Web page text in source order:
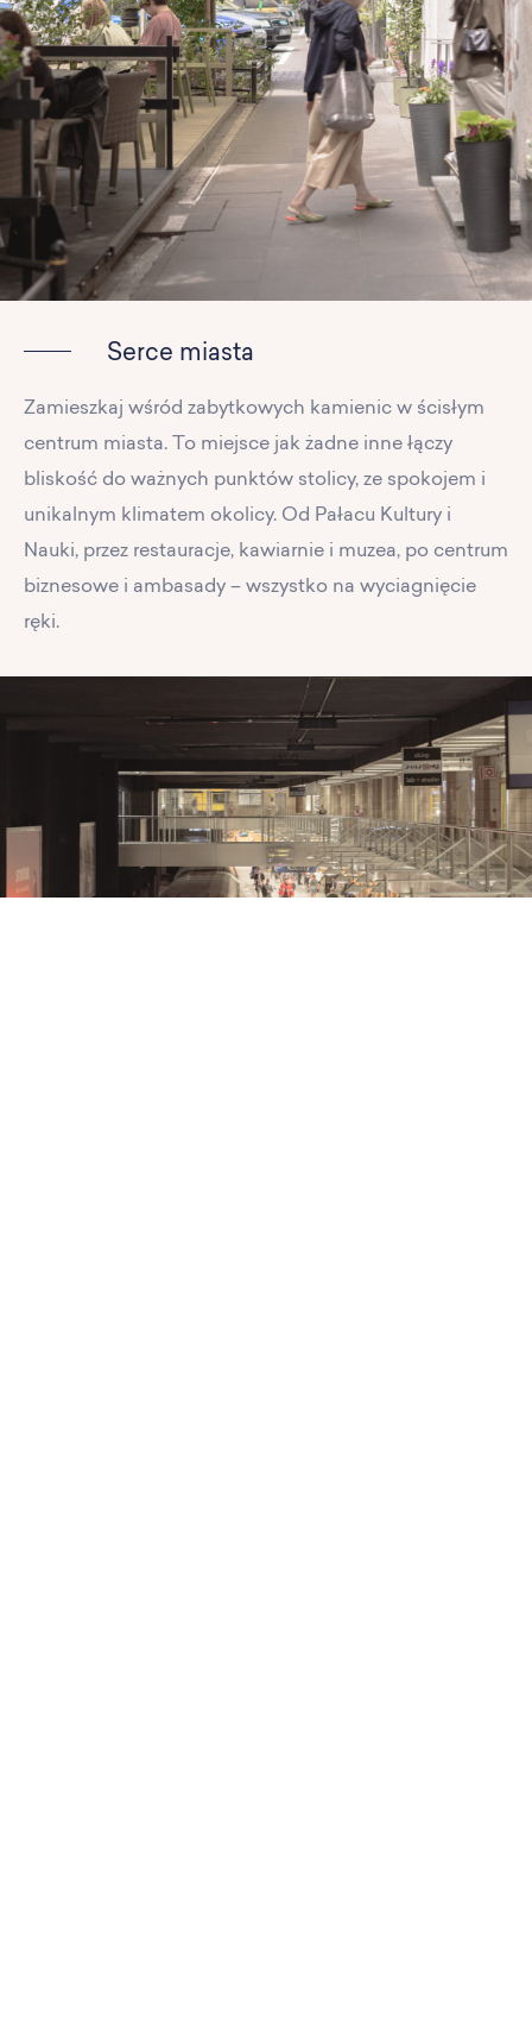
Serce miasta
Zamieszkaj wśród zabytkowych kamienic w ścisłym
centrum miasta. To miejsce jak żadne inne łączy
bliskość do ważnych punktów stolicy, ze spokojem i
unikalnym klimatem okolicy. Od Pałacu Kultury i
Nauki, przez restauracje, kawiarnie i muzea, po centrum
biznesowe i ambasady – wszystko na wyciagnięcie
ręki.